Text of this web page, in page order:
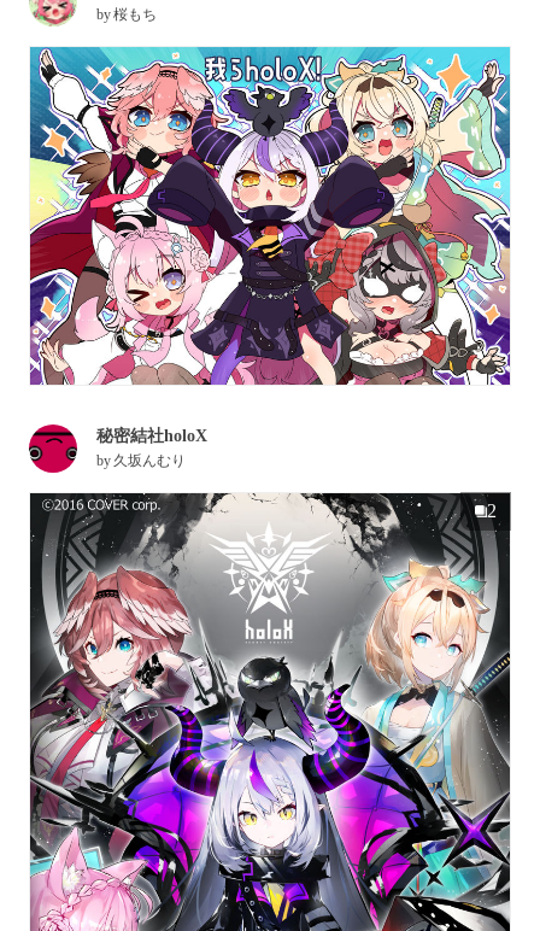
by桜もち
秘密結社holoX
by 久坂んむり
2